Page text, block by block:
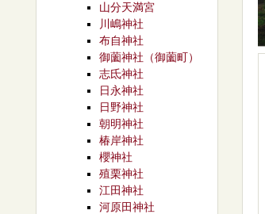
山分天満宮
川嶋神社
布自神社
御薗神社（御薗町）
志氐神社
日永神社
日野神社
朝明神社
椿岸神社
櫻神社
殖栗神社
江田神社
河原田神社